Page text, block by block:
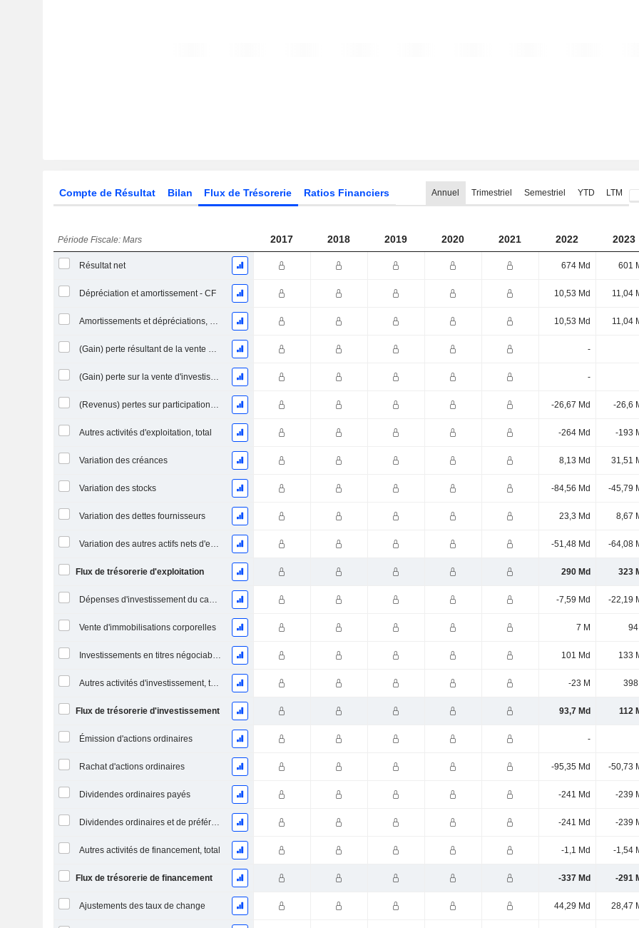
Compte de Résultat Bilan Flux de Trésorerie Ratios Financiers Annuel Trimestriel Semestriel YTD LTM
Période Fiscale: Mars 2017 2018 2019 2020 2021 2022 2023
Résultat net 674 Md 601
Dépréciation et amortissement - CF 10,53 Md 11,04
Amortissements et dépréciations, Total 10,53 Md 11,04
(Gain) perte résultant de la vente d'un actif -
(Gain) perte sur la vente d'investissements - (CF) -
(Revenus) pertes sur participations - (CF) -26,67 Md -26,6
Autres activités d'exploitation, total -264 Md -193
Variation des créances 8,13 Md 31,51
Variation des stocks -84,56 Md -45,79
Variation des dettes fournisseurs 23,3 Md 8,67
Variation des autres actifs nets d'exploitation -51,48 Md -64,08
Flux de trésorerie d'exploitation 290 Md 323
Dépenses d'investissement du capital (CAPEX) -7,59 Md -22,19
Vente d'immobilisations corporelles 7 M 94
Investissements en titres négociables et en actions, total 101 Md 133
Autres activités d'investissement, total -23 M 398
Flux de trésorerie d'investissement 93,7 Md 112
Émission d'actions ordinaires -
Rachat d'actions ordinaires -95,35 Md -50,73
Dividendes ordinaires payés -241 Md -239
Dividendes ordinaires et de préférence payés -241 Md -239
Autres activités de financement, total -1,1 Md -1,54
Flux de trésorerie de financement -337 Md -291
Ajustements des taux de change 44,29 Md 28,47